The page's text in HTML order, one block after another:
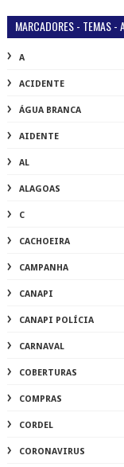
MARCADORES - TEMAS -
A
ACIDENTE
ÁGUA BRANCA
AIDENTE
AL
ALAGOAS
C
CACHOEIRA
CAMPANHA
CANAPI
CANAPI POLÍCIA
CARNAVAL
COBERTURAS
COMPRAS
CORDEL
CORONAVIRUS